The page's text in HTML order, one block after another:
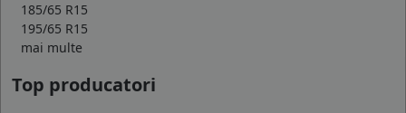
185/65 R15
195/65 R15
mai multe
Top producatori